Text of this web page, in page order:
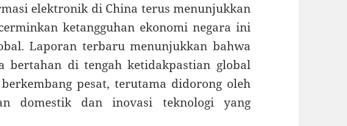
elektronik di China terus menunjukkan
ketangguhan ekonomi negara ini
Laporan terbaru menunjukkan bahwa
di tengah ketidakpastian global
pesat, terutama didorong oleh
domestik dan inovasi teknologi yang